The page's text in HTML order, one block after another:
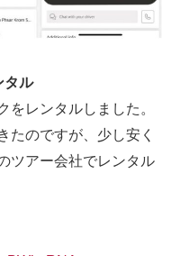
タル
をレンタルしました。
たのですが、少し安く
ツアー会社でレンタル